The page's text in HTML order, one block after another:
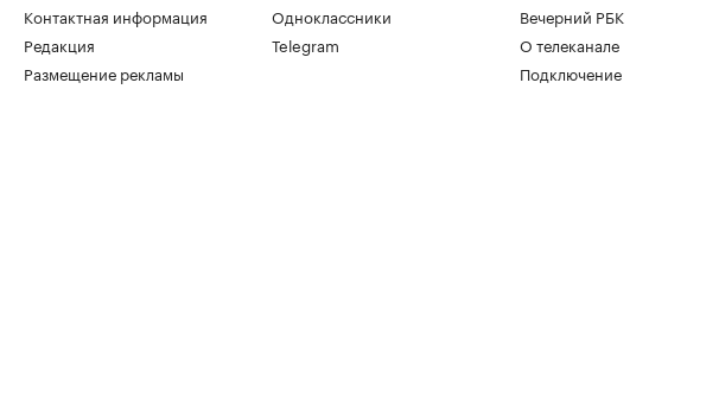
Контактная информация
Редакция
Размещение рекламы
Одноклассники
Telegram
Вечерний РБК
О телеканале
Подключение